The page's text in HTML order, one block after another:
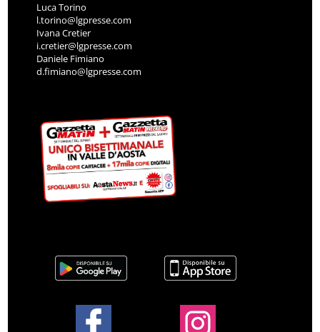
Luca Torino
l.torino@lgpresse.com
Ivana Cretier
i.cretier@lgpresse.com
Daniele Fimiano
d.fimiano@lgpresse.com